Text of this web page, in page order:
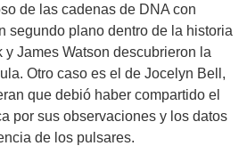
de las cadenas de DNA con
segundo plano dentro de la historia
James Watson descubrieron la
Otro caso es el de Jocelyn Bell,
que debió haber compartido el
por sus observaciones y los datos
de los pulsares.